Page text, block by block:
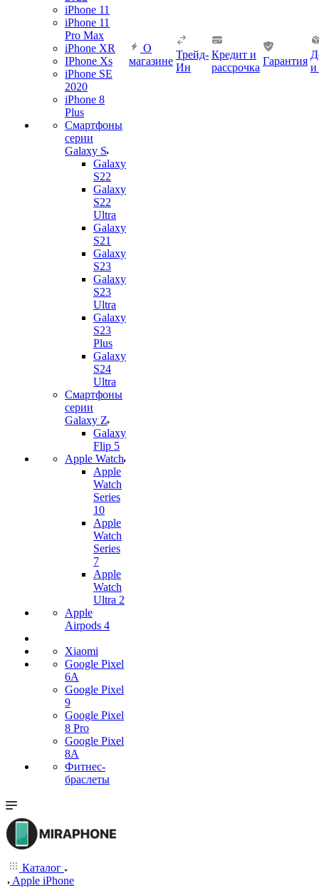
iPhone 11
iPhone 11
Pro Max
iPhone XR
IPhone Xs
iPhone SE
2020
iPhone 8
Plus
Смартфоны
серии
Galaxy S
Galaxy
S22
Galaxy
S22
Ultra
Galaxy
S21
Galaxy
S23
Galaxy
S23
Ultra
Galaxy
S23
Plus
Galaxy
S24
Ultra
Смартфоны
серии
Galaxy Z
Galaxy
Flip 5
Apple Watch
Apple
Watch
Series
10
Apple
Watch
Series
7
Apple
Watch
Ultra 2
Apple
Airpods 4
Xiaomi
Google Pixel
6A
Google Pixel
9
Google Pixel
8 Pro
Google Pixel
8A
Фитнес-
браслеты
О
магазине
Трейд-
Ин
Кредит и
рассрочка
Гарантия
и
Каталог
Apple iPhone